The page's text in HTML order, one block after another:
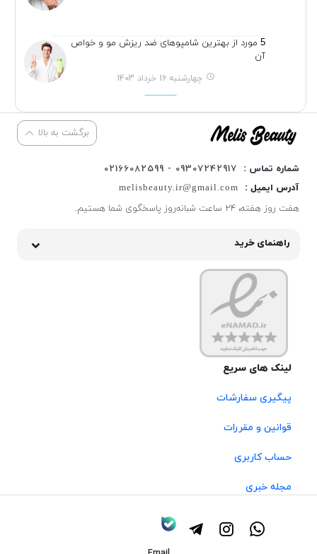
5 مورد از بهترین شامپوهای ضد ریزش مو و خواص
آن
چهارشنبه 16 خرداد 1403
برگشت به بالا
شماره تماس :
09307242917 - 02166082599
آدرس ایمیل :
melisbeauty.ir@gmail.com
هفت روز هفته، ۲۴ ساعت شبانه‌روز پاسخگوی شما هستیم.
راهنمای خرید
لینک های سریع
پیگیری سفارشات
قوانین و مقررات
حساب کاربری
مجله خبری